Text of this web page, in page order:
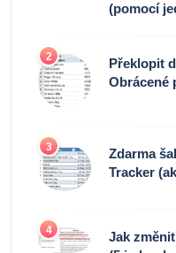
(pomocí
2
Překlopit
Obrácené
3
Zdarma
Tracker
4
Jak